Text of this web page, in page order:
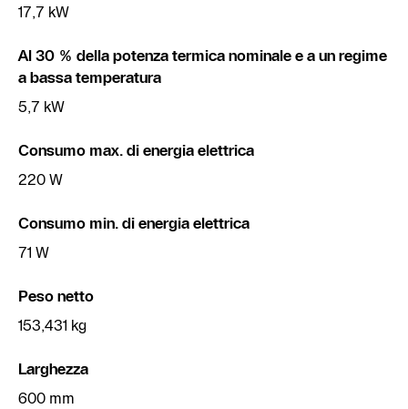
17,7 kW
Al 30 % della potenza termica nominale e a un regime
a bassa temperatura
5,7 kW
Consumo max. di energia elettrica
220 W
Consumo min. di energia elettrica
71 W
Peso netto
153,431 kg
Larghezza
600 mm